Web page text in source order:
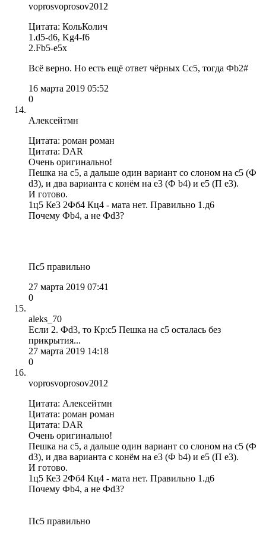
voprosvoprosov2012
Цитата: КольКолич
1.d5-d6, Kg4-f6
2.Fb5-e5x
Всё верно. Но есть ещё ответ чёрных Сс5, тогда Фb2#
16 марта 2019 05:52
0
Алексейтмн
Цитата: роман роман
Цитата: DAR
Очень оригинально!
Пешка на с5, а дальше один вариант со слоном на с5 (Ф
d3), и два варианта с конём на е3 (Ф b4) и е5 (П е3).
И готово.
1ц5 Ке3 2Фб4 Кц4 - мата нет. Правильно 1.д6
Почему Фb4, а не Фd3?
Пс5 правильно
27 марта 2019 07:41
0
aleks_70
Если 2. Фd3, то Кр:с5 Пешка на с5 осталась без
прикрытия...
27 марта 2019 14:18
0
voprosvoprosov2012
Цитата: Алексейтмн
Цитата: роман роман
Цитата: DAR
Очень оригинально!
Пешка на с5, а дальше один вариант со слоном на с5 (Ф
d3), и два варианта с конём на е3 (Ф b4) и е5 (П е3).
И готово.
1ц5 Ке3 2Фб4 Кц4 - мата нет. Правильно 1.д6
Почему Фb4, а не Фd3?
Пс5 правильно